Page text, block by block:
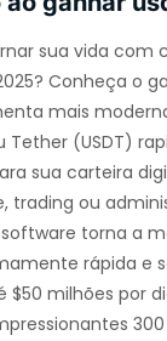
sua vida com
Conheça o
mais
Tether (USDT)
sua carteira
trading ou
torna a
rápida e
$50 milhões por
300